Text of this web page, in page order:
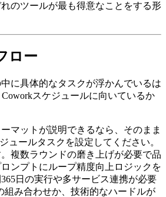
のツールが最も得意なことをする形
ロー
に具体的なタスクが浮かんでいるは
スケジュールに向いているか
マットが説明できるなら、そのまま
ュールタスクを設定してください。
複数ラウンドの磨き上げが必要で品
ンプトにループ精度向上ロジックを
日の実行や多サービス連携が必要
組み合わせか、技術的なハードルが